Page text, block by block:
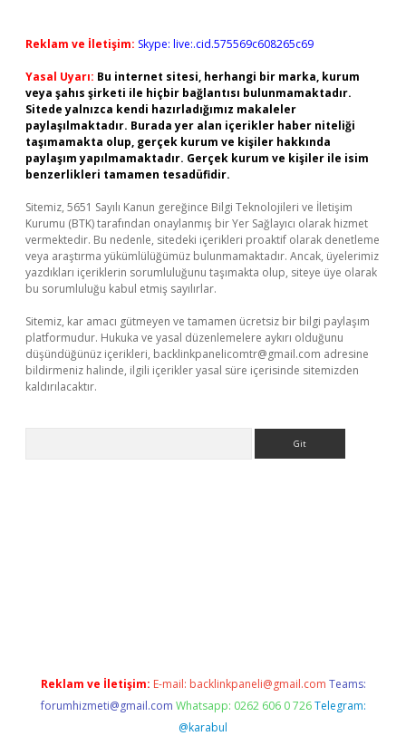
Reklam ve İletişim: Skype: live:.cid.575569c608265c69
Yasal Uyarı: Bu internet sitesi, herhangi bir marka, kurum
veya şahıs şirketi ile hiçbir bağlantısı bulunmamaktadır.
Sitede yalnızca kendi hazırladığımız makaleler
paylaşılmaktadır. Burada yer alan içerikler haber niteliği
taşımamakta olup, gerçek kurum ve kişiler hakkında
paylaşım yapılmamaktadır. Gerçek kurum ve kişiler ile isim
benzerlikleri tamamen tesadüfidir.
Sitemiz, 5651 Sayılı Kanun gereğince Bilgi Teknolojileri ve İletişim
Kurumu (BTK) tarafından onaylanmış bir Yer Sağlayıcı olarak hizmet
vermektedir. Bu nedenle, sitedeki içerikleri proaktif olarak denetleme
veya araştırma yükümlülüğümüz bulunmamaktadır. Ancak, üyelerimiz
yazdıkları içeriklerin sorumluluğunu taşımakta olup, siteye üye olarak
bu sorumluluğu kabul etmiş sayılırlar.
Sitemiz, kar amacı gütmeyen ve tamamen ücretsiz bir bilgi paylaşım
platformudur. Hukuka ve yasal düzenlemelere aykırı olduğunu
düşündüğünüz içerikleri, backlinkpanelicomtr@gmail.com adresine
bildirmeniz halinde, ilgili içerikler yasal süre içerisinde sitemizden
kaldırılacaktır.
Reklam ve İletişim: E-mail: backlinkpaneli@gmail.com Teams:
forumhizmeti@gmail.com Whatsapp: 0262 606 0 726 Telegram:
@karabul